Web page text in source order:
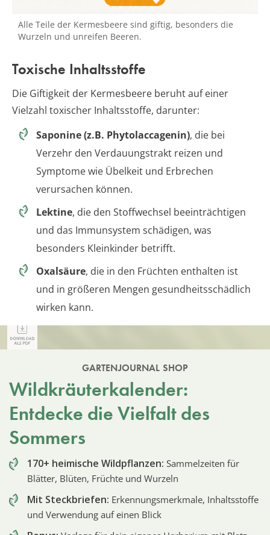
Alle Teile der Kermesbeere sind giftig, besonders die
Wurzeln und unreifen Beeren.
Toxische Inhaltsstoffe
Die Giftigkeit der Kermesbeere beruht auf einer
Vielzahl toxischer Inhaltsstoffe, darunter:
Saponine (z.B. Phytolaccagenin), die bei
Verzehr den Verdauungstrakt reizen und
Symptome wie Übelkeit und Erbrechen
verursachen können.
Lektine, die den Stoffwechsel beeinträchtigen
und das Immunsystem schädigen, was
besonders Kleinkinder betrifft.
Oxalsäure, die in den Früchten enthalten ist
und in größeren Mengen gesundheitsschädlich
wirken kann.
GARTENJOURNAL SHOP
Wildkräuterkalender:
Entdecke die Vielfalt des
Sommers
170+ heimische Wildpflanzen: Sammelzeiten für
Blätter, Blüten, Früchte und Wurzeln
Mit Steckbriefen: Erkennungsmerkmale, Inhaltsstoffe
und Verwendung auf einen Blick